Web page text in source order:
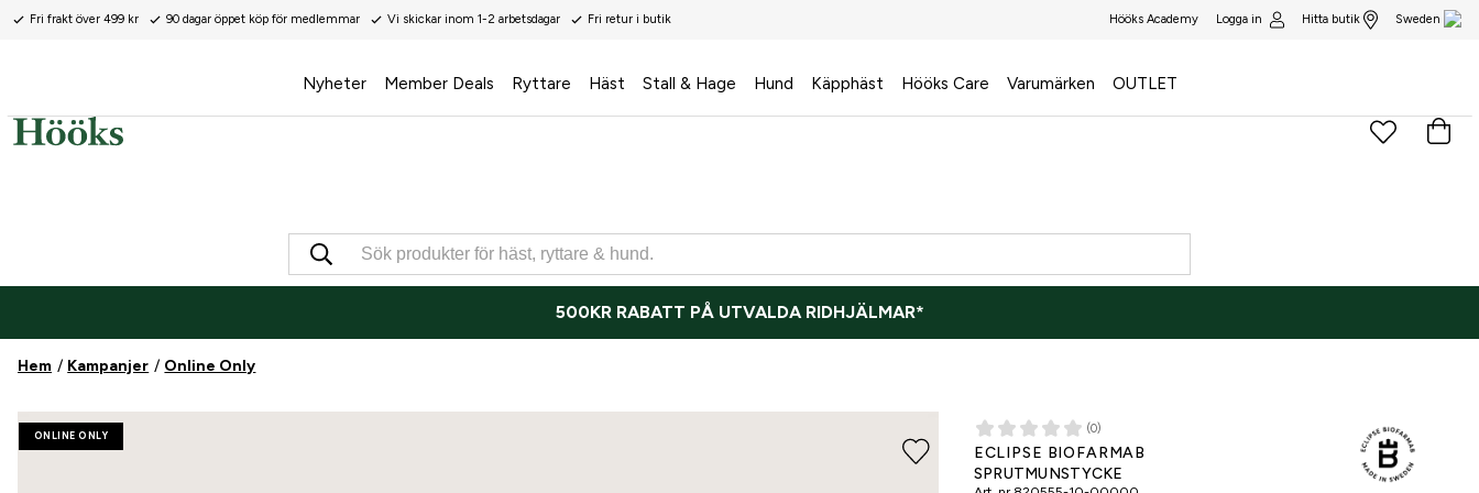
Fri frakt över 499 kr 90 dagar öppet köp för medlemmar Vi skickar inom 1-2 arbetsdagar Fri retur i butik Hööks Academy Logga in Hitta butik Sweden
Nyheter Member Deals Ryttare Häst Stall & Hage Hund Käpphäst Hööks Care Varumärken OUTLET
500KR RABATT PÅ UTVALDA RIDHJÄLMAR*
Hem Kampanjer Online Only
ONLINE ONLY (0)
ECLIPSE BIOFARMAB
SPRUTMUNSTYCKE